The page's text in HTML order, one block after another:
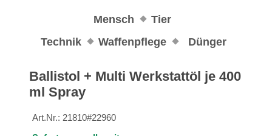
Mensch
Tier
Technik
Waffenpflege Dünger
Ballistol + Multi Werkstattöl je 400
ml Spray
Art.Nr.: 21810#22960